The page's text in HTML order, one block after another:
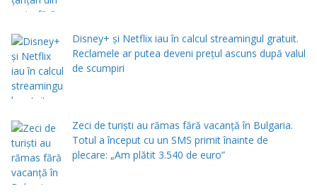
Disney+ și Netflix iau în calcul streamingul gratuit.
Reclamele ar putea deveni prețul ascuns după valul
de scumpiri
Zeci de turiști au rămas fără vacanță în Bulgaria.
Totul a început cu un SMS primit înainte de
plecare: „Am plătit 3.540 de euro”